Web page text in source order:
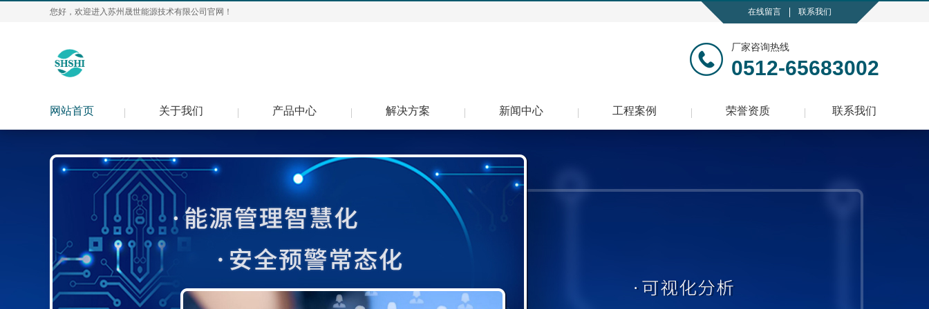
您好，欢迎进入苏州晟世能源技术有限公司官网！ 在线留言 联系我们
厂家咨询热线
0512-65683002
网站首页 关于我们 产品中心 解决方案 新闻中心 工程案例 荣誉资质 联系我们